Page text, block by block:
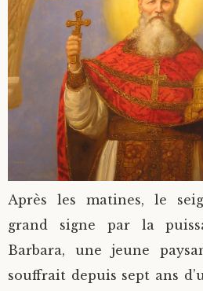
Après les matines, le
grand signe par la
Barbara, une jeune
souffrait depuis sept ans